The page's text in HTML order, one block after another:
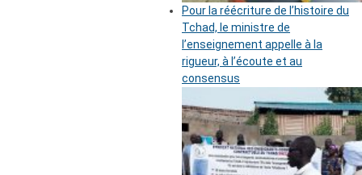
Pour la réécriture de l’histoire du
Tchad, le ministre de
l’enseignement appelle à la
rigueur, à l’écoute et au
consensus